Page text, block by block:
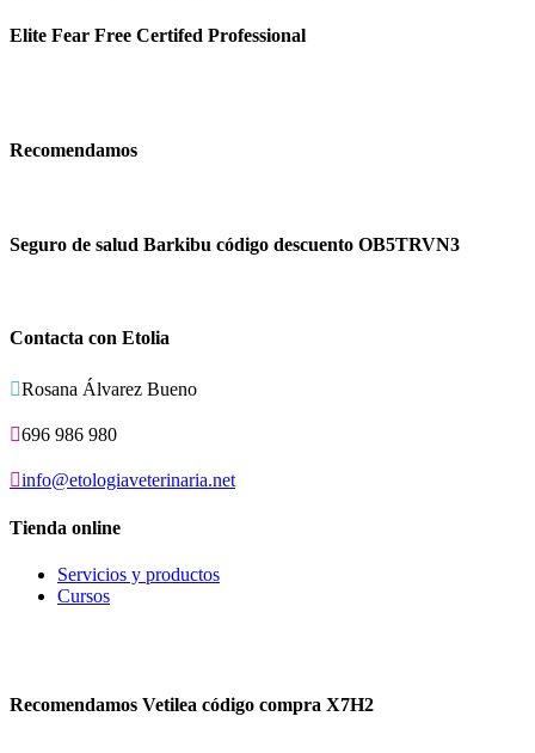
Elite Fear Free Certifed Professional
Recomendamos
Seguro de salud Barkibu código descuento OB5TRVN3
Contacta con Etolia
Rosana Álvarez Bueno
696 986 980
info@etologiaveterinaria.net
Tienda online
Servicios y productos
Cursos
Recomendamos Vetilea código compra X7H2